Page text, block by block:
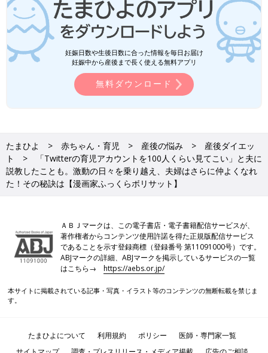
妊娠日数や生後日数に合った情報を毎日お届け
妊娠中から産後まで長く使える無料アプリ
無料ダウンロード
たまひよ 赤ちゃん・育児 産後の悩み
産後ダイエッ
ト
「Twitterの育児アカウントを100人くらい見てこい」と夫に
説教したことも。激動の日々を乗り越え、夫婦はさらに仲よくなれ
た！その秘訣は【漫画家ふっくらボリサット】
ＡＢＪマークは、この電子書店・電子書籍配信サービスが、
著作権者からコンテンツ使用許諾を得た正規版配信サービス
であることを示す登録商標（登録番号 第11091000号）です。
ABJマークの詳細、ABJマークを掲示しているサービスの一覧
はこちら→https://aebs.or.jp/
本サイトに掲載されている記事・写真・イラスト等のコンテンツの無断転載を禁じま
す。
たまひよについて 利用規約 ポリシー
医師・専門家一覧